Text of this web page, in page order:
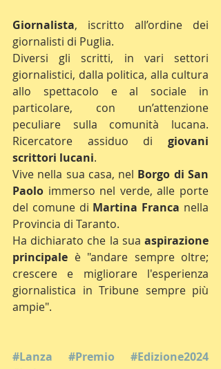
Giornalista, iscritto all’ordine dei
giornalisti di Puglia.
Diversi gli scritti, in vari settori
giornalistici, dalla politica, alla cultura
allo spettacolo e al sociale in
particolare, con un’attenzione
peculiare sulla comunità lucana.
Ricercatore assiduo di giovani
scrittori lucani.
Vive nella sua casa, nel Borgo di San
Paolo immerso nel verde, alle porte
del comune di Martina Franca nella
Provincia di Taranto.
Ha dichiarato che la sua aspirazione
principale è "andare sempre oltre;
crescere e migliorare l'esperienza
giornalistica in Tribune sempre più
ampie".
#Lanza #Premio
#Edizione2024